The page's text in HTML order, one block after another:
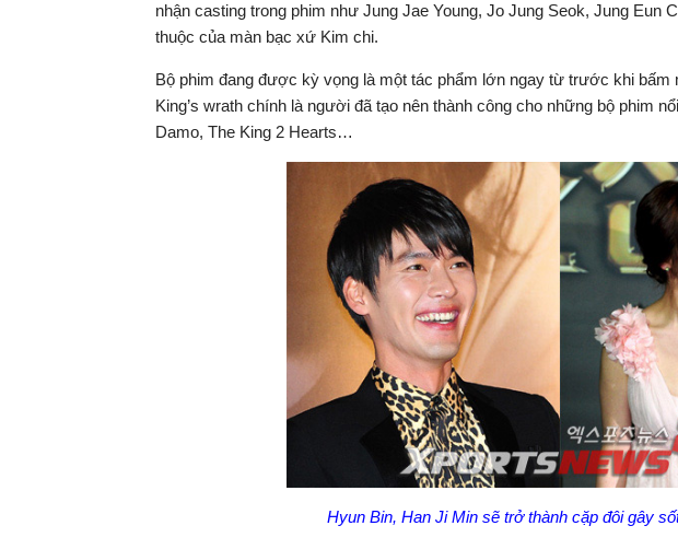
nhận casting trong phim như Jung Jae Young, Jo Jung Seok, Jung Eun
thuộc của màn bạc xứ Kim chi.
Bộ phim đang được kỳ vọng là một tác phẩm lớn ngay từ trước khi bấm
King’s wrath chính là người đã tạo nên thành công cho những bộ phim
Damo, The King 2 Hearts…
Hyun Bin, Han Ji Min sẽ trở thành cặp đôi gây